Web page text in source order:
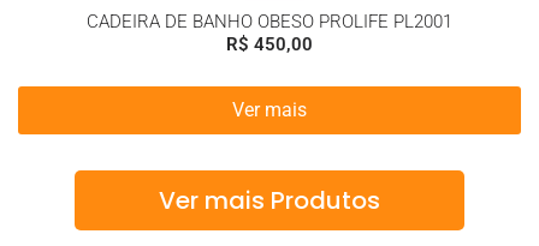
CADEIRA DE BANHO OBESO PROLIFE PL2001
R$ 450,00
Ver mais
Ver mais Produtos